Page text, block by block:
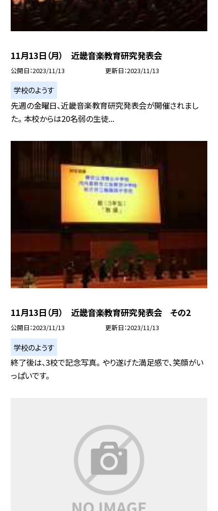
11月13日（月） 近畿音楽教育研究発表会
公開日 2023/11/13 更新日 2023/11/13
学校のようす
先週の金曜日、近畿音楽教育研究発表会が開催されまし
た。 本校からは20名弱の生徒...
11月13日（月） 近畿音楽教育研究発表会 その2
公開日 2023/11/13 更新日 2023/11/13
学校のようす
終了後は、3校で記念写真。 やり遂げた満足感で、笑顔がい
っぱいです。